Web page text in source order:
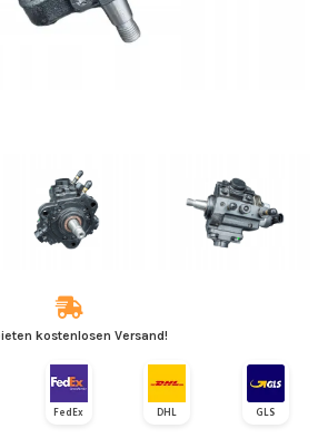
kostenlosen Versand!
FedEx DHL GLS